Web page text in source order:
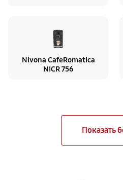
Nivona CafeRomatica
NICR 756